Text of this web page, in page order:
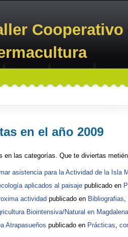
Cooperativo
en el año 2009
en las categorías. Que te diviertas
asistencia para la Actividad de la Isla
aplicados al paisaje publicado en
actividad publicado en Bibliografias
Biointensiva/Natural en Magdalena
Atrapasueños publicado en Prácticas ,